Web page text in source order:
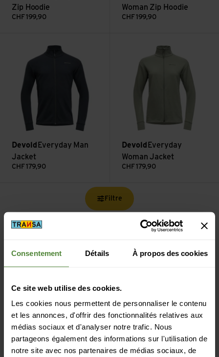
Consentement Détails À propos des cookies
Ce site web utilise des cookies.
Les cookies nous permettent de personnaliser le contenu
et les annonces, d'offrir des fonctionnalités relatives aux
médias sociaux et d'analyser notre trafic. Nous
partageons également des informations sur l'utilisation de
notre site avec nos partenaires de médias sociaux, de
Zip Hoodie
CHF 199,90
Woman Zip Hoodie
CHF 199,90
Devold Everyday Man
Jacket
CHF 179,90
Devold Everyday
Woman Jacket
CHF 179,90
Filtre
Paiement sécurisé avec Twint, Visa et plus encore